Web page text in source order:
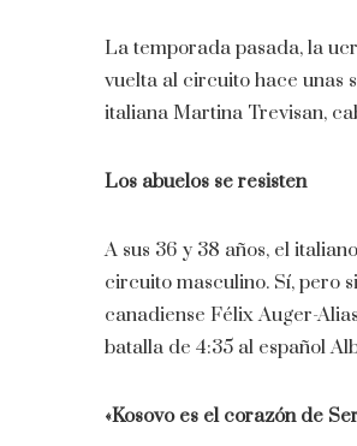
La temporada pasada, la
vuelta al circuito hace unas
italiana Martina Trevisan,
Los abuelos se resisten
A sus 36 y 38 años, el
circuito masculino. Sí, pero
canadiense Félix Auger-
batalla de 4:35 al español
«Kosovo es el corazón de